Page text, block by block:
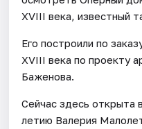
XVIII века, известный
Его построили по
XVIII века по проекту
Баженова.
Сейчас здесь открыта
летию Валерия